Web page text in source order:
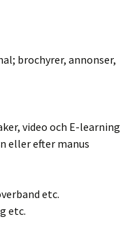
brochyrer, annonser,
video och E-learning
eller efter manus
etc.
etc.